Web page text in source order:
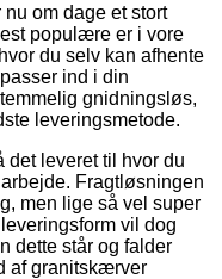
om dage et stort
populære er i vore
du selv kan afhente
ind i din
gnidningsløs,
leveringsmetode.
leveret til hvor du
Fragtløsningen
men lige så vel super
vil dog
dette står og falder
af granitskærver